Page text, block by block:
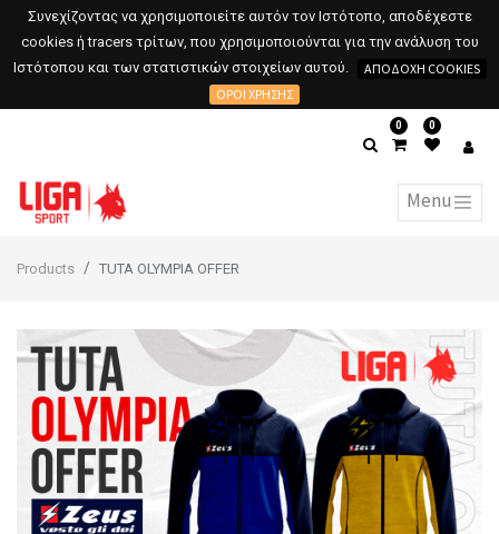
Συνεχίζοντας να χρησιμοποιείτε αυτόν τον Ιστότοπο, αποδέχεστε
cookies ή tracers τρίτων, που χρησιμοποιούνται για την ανάλυση του
Ιστότοπου και των στατιστικών στοιχείων αυτού.
ΑΠΟΔΟΧΉ COOKIES
ΌΡΟΙ ΧΡΉΣΗΣ
0 0
Products TUTA OLYMPIA OFFER